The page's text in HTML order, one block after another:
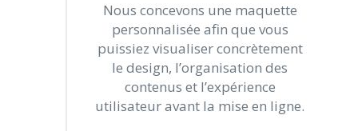
Nous concevons une maquette
personnalisée afin que vous
puissiez visualiser concrètement
le design, l’organisation des
contenus et l’expérience
utilisateur avant la mise en ligne.